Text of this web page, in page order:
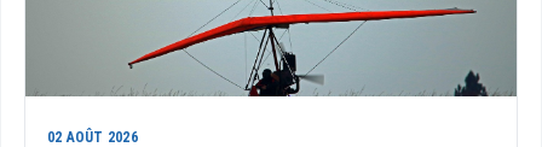
02 AOÛT 2026